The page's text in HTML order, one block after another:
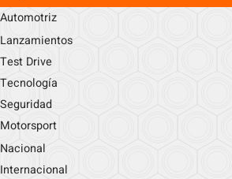
Automotriz
Lanzamientos
Test Drive
Tecnología
Seguridad
Motorsport
Nacional
Internacional